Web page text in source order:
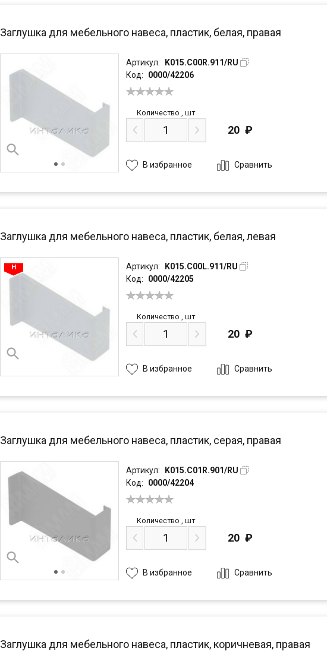
Заглушка для мебельного навеса, пластик, белая, правая
Артикул:
K015.C00R.911/RU
Код:
0000/42206
Количество ,шт
20 ₽
В избранное Сравнить
Заглушка для мебельного навеса, пластик, белая, левая
Артикул:
K015.C00L.911/RU
Код:
0000/42205
Количество ,шт
20 ₽
В избранное Сравнить
Заглушка для мебельного навеса, пластик, серая, правая
Артикул:
K015.C01R.901/RU
Код:
0000/42204
Количество ,шт
20 ₽
В избранное Сравнить
Заглушка для мебельного навеса, пластик, коричневая, правая